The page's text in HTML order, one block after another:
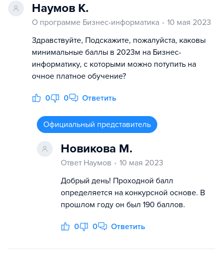
Наумов К.
О программе Бизнес-информатика
10 мая 2023
Здравствуйте, Подскажите, пожалуйста, каковы
минимальные баллы в 2023м на Бизнес-
информатику, с которыми можно потупить на
очное платное обучение?
0 0 Ответить
Официальный представитель
Новикова М.
Ответ Наумов
10 мая 2023
Добрый день! Проходной балл
определяется на конкурсной основе. В
прошлом году он был 190 баллов.
0 0 Ответить